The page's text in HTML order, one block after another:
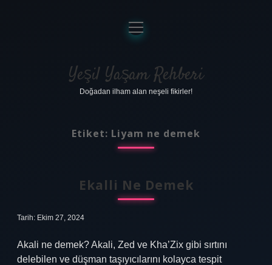
Anasayfa
Gizlilik Politikası
Yasal Uyarı
menüyü
aç
Yeşil Yaşam Rehberi
Doğadan ilham alan neşeli fikirler!
Etiket: Liyam ne demek
Ekalli Ne Demek
Tarih: Ekim 27, 2024
Akali ne demek? Akali, Zed ve Kha’Zix gibi sırtını
delebilen ve düşman taşıyıcılarını kolayca tespit